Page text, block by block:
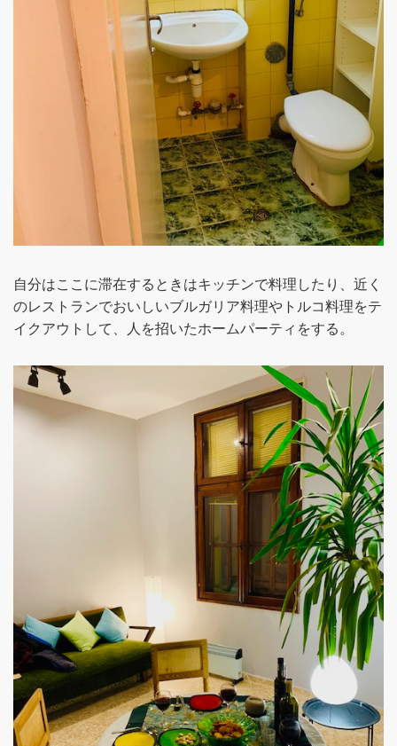
自分はここに滞在するときはキッチンで料理したり、近く
のレストランでおいしいブルガリア料理やトルコ料理をテ
イクアウトして、人を招いたホームパーティをする。